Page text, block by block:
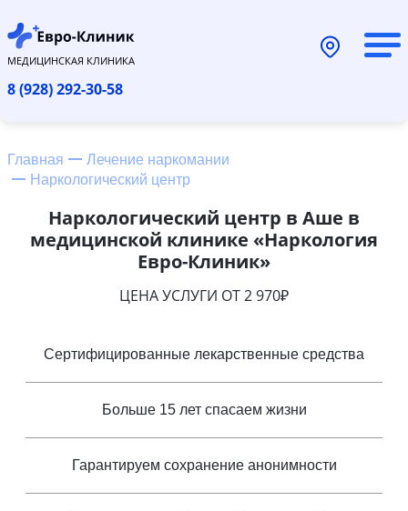
МЕДИЦИНСКАЯ КЛИНИКА
8 (928) 292-30-58
Главная
Лечение наркомании
Наркологический центр
Наркологический центр в Аше в
медицинской клинике «Наркология
Евро-Клиник»
ЦЕНА УСЛУГИ ОТ 2 970₽
Сертифицированные лекарственные средства
Больше 15 лет спасаем жизни
Гарантируем сохранение анонимности